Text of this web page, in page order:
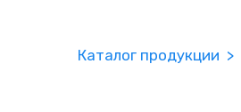
Каталог продукции